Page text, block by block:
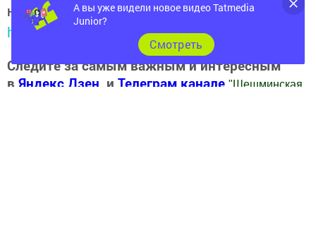
национальном мессенджере MАХ:
https://max.ru/tatmedia
Следите за самым важным и интересным
в Яндекс Дзен и Телеграм канале "Шешминская
А вы уже видели новое видео Tatmedia
Junior?
Cмотреть